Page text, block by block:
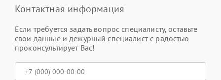
Контактная информация
Если требуется задать вопрос специалисту, оставьте
свои данные и дежурный специалист с радостью
проконсультирует Вас!